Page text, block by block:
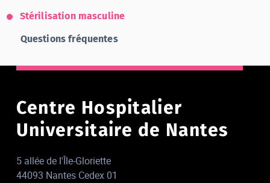
Stérilisation masculine
Questions fréquentes
Centre Hospitalier
Universitaire de Nantes
5 allée de l'Île-Gloriette
44093 Nantes Cedex 01